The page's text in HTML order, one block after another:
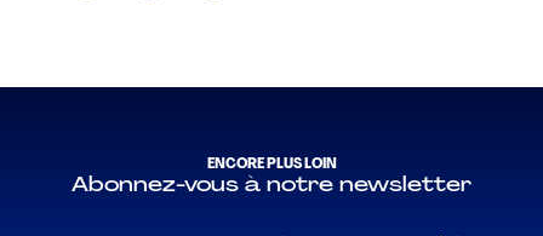
ENCORE PLUS LOIN
Abonnez-vous à notre newsletter